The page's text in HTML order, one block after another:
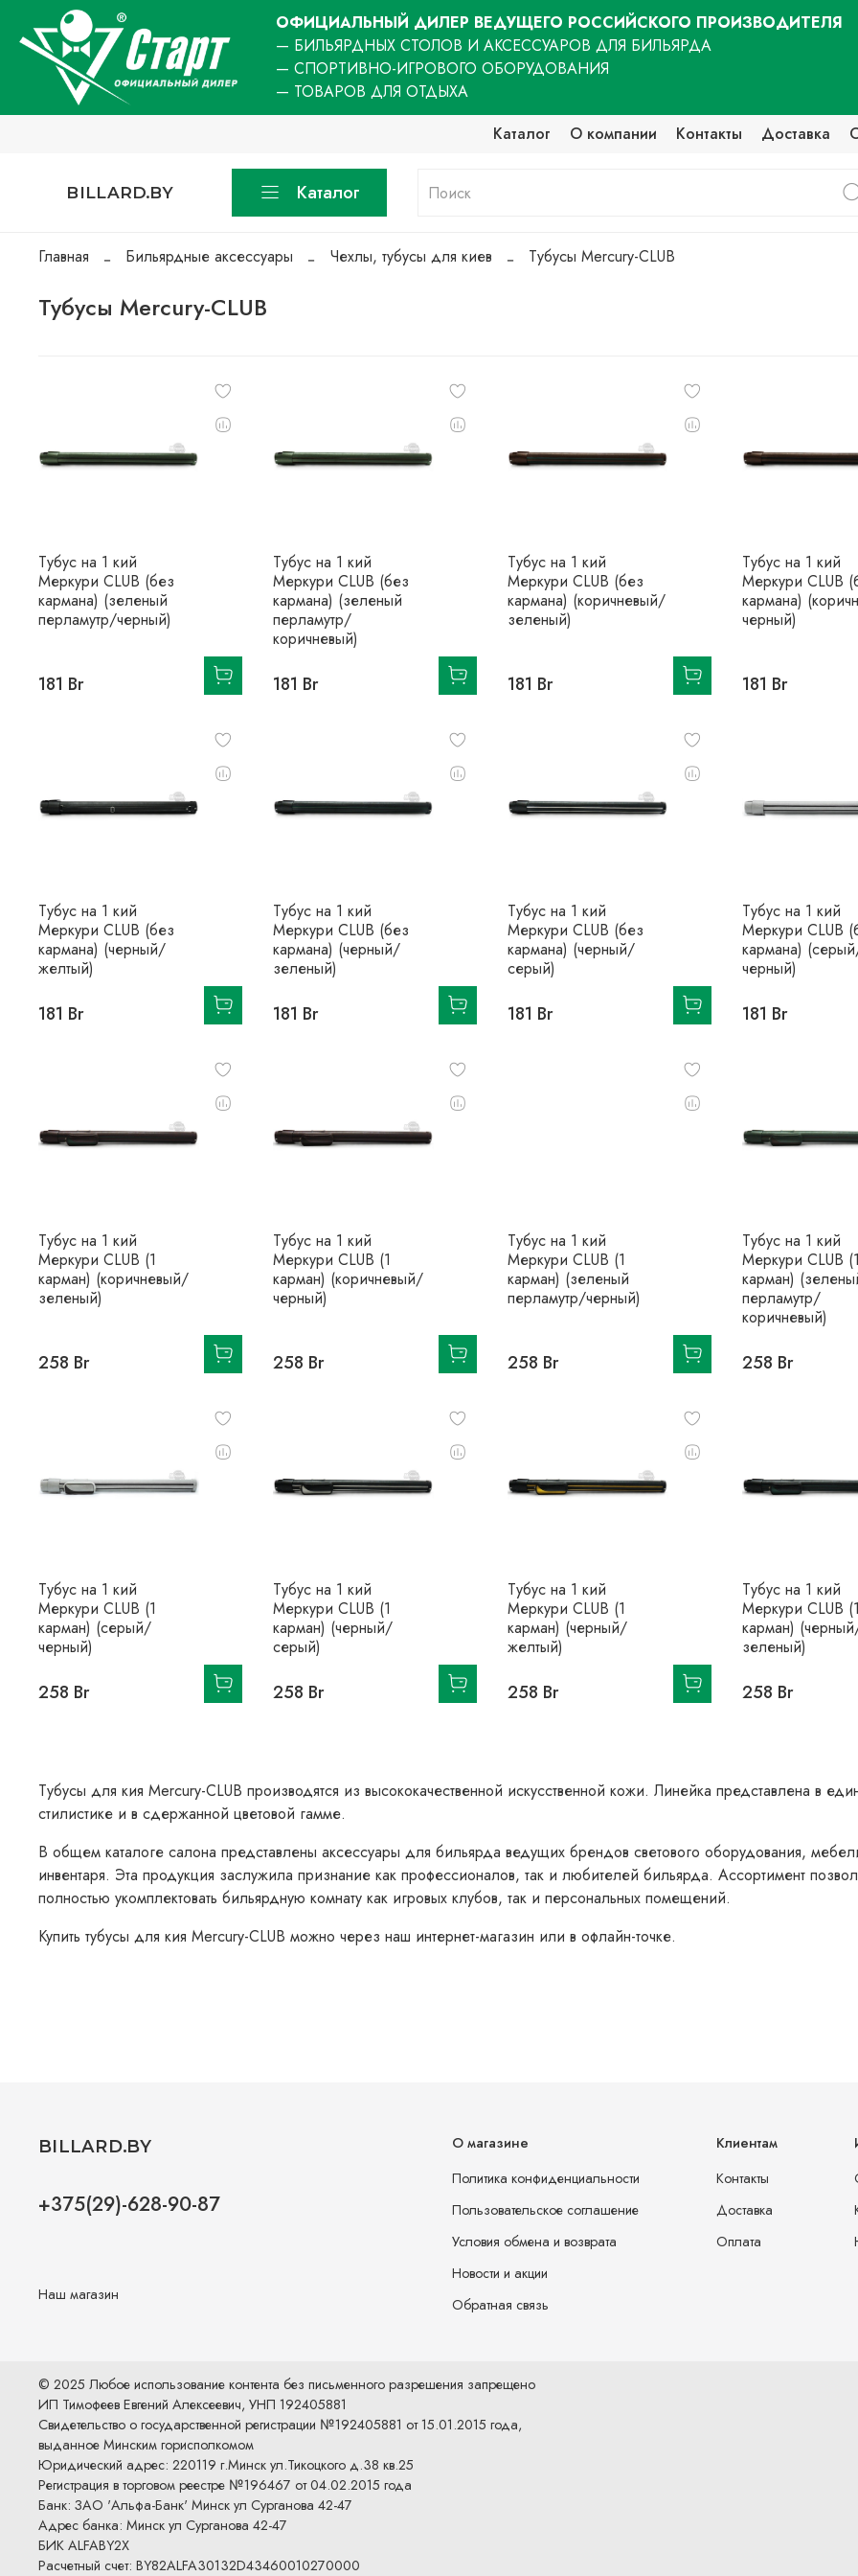
ОФИЦИАЛЬНЫЙ ДИЛЕР ВЕДУЩЕГО РОССИЙСКОГО ПРОИЗВОДИТЕЛЯ
— БИЛЬЯРДНЫХ СТОЛОВ И АКСЕССУАРОВ ДЛЯ БИЛЬЯРДА
— СПОРТИВНО-ИГРОВОГО ОБОРУДОВАНИЯ
— ТОВАРОВ ДЛЯ ОТДЫХА
Каталог
О компании Контакты Доставка
BILLARD.BY Каталог
Главная Бильярдные аксессуары Чехлы, тубусы для киев Тубусы Mercury-CLUB
Тубусы Mercury-CLUB
Тубус на 1 кий
Меркури CLUB (без
кармана) (зеленый
перламутр/черный)
181 Br
Тубус на 1 кий
Меркури CLUB (без
кармана) (зеленый
перламутр/
коричневый)
181 Br
Тубус на 1 кий
Меркури CLUB (без
кармана) (коричневый/
зеленый)
181 Br
Тубус на 1 кий
Меркури CLUB
кармана)
черный)
181 Br
Тубус на 1 кий
Меркури CLUB (без
кармана) (черный/
желтый)
181 Br
Тубус на 1 кий
Меркури CLUB (без
кармана) (черный/
зеленый)
181 Br
Тубус на 1 кий
Меркури CLUB (без
кармана) (черный/
серый)
181 Br
Тубус на 1 кий
Меркури CLUB
кармана)
черный)
181 Br
Тубус на 1 кий
Меркури CLUB (1
карман) (коричневый/
зеленый)
258 Br
Тубус на 1 кий
Меркури CLUB (1
карман) (коричневый/
черный)
258 Br
Тубус на 1 кий
Меркури CLUB (1
карман) (зеленый
перламутр/черный)
258 Br
Тубус на 1 кий
Меркури CLUB
карман)
перламутр/
коричневый)
258 Br
Тубус на 1 кий
Меркури CLUB (1
карман) (серый/
черный)
258 Br
Тубус на 1 кий
Меркури CLUB (1
карман) (черный/
серый)
258 Br
Тубус на 1 кий
Меркури CLUB (1
карман) (черный/
желтый)
258 Br
Тубус на 1 кий
Меркури CLUB
карман)
зеленый)
258 Br
Тубусы для кия Mercury-CLUB производятся из высококачественной искусственной кожи. Линейка представлена в
стилистике и в сдержанной цветовой гамме.
В общем каталоге салона представлены аксессуары для бильярда ведущих брендов светового оборудования,
инвентаря. Эта продукция заслужила признание как профессионалов, так и любителей бильярда. Ассортимент
полностью укомплектовать бильярдную комнату как игровых клубов, так и персональных помещений.
Купить тубусы для кия Mercury-CLUB можно через наш интернет-магазин или в офлайн-точке.
О магазине
Политика конфиденциальности
Пользовательское соглашение
Условия обмена и возврата
Новости и акции
Обратная связь
Клиентам
Контакты
Доставка
Оплата
BILLARD.BY
+375(29)-628-90-87
Наш магазин
© 2025 Любое использование контента без письменного разрешения запрещено
ИП Тимофеев Евгений Алексеевич, УНП 192405881
Свидетельство о государственной регистрации №192405881 от 15.01.2015 года,
выданное Минским горисполкомом
Юридический адрес: 220119 г.Минск ул.Тикоцкого д.38 кв.25
Регистрация в торговом реестре №196467 от 04.02.2015 года
Банк: ЗАО 'Альфа-Банк' Минск ул Сурганова 42-47
Адрес банка: Минск ул Сурганова 42-47
БИК ALFABY2X
Расчетный счет: BY82ALFA30132D43460010270000